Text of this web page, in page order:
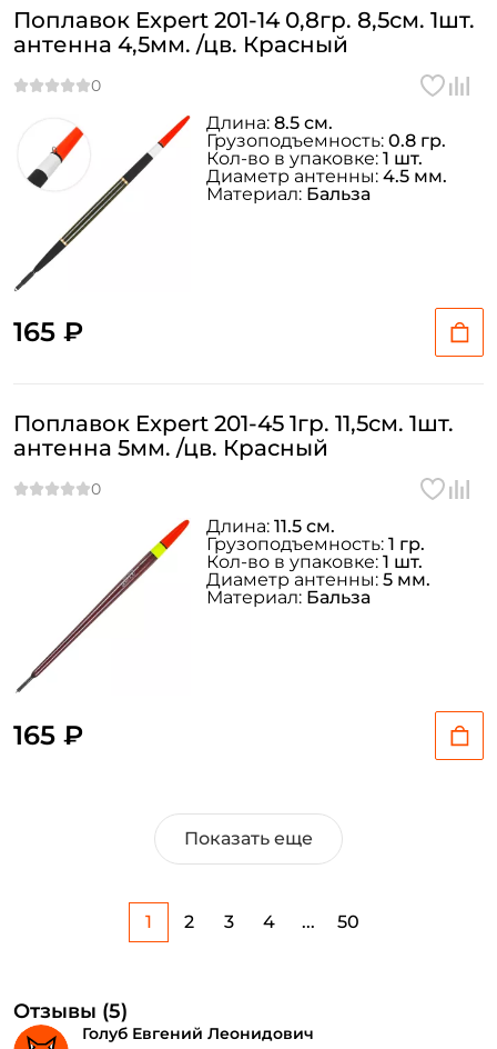
Поплавок Expert 201-14 0,8гр. 8,5см. 1шт.
антенна 4,5мм. /цв. Красный
165 ₽
Длина: 8.5 см.
Грузоподъемность: 0.8 гр.
Кол-во в упаковке: 1 шт.
Диаметр антенны: 4.5 мм.
Материал: Бальза
Поплавок Expert 201-45 1гр. 11,5см. 1шт.
антенна 5мм. /цв. Красный
165 ₽
Длина: 11.5 см.
Грузоподъемность: 1 гр.
Кол-во в упаковке: 1 шт.
Диаметр антенны: 5 мм.
Материал: Бальза
Показать еще
1 2 3 4 ... 50
Отзывы (5)
Голуб Евгений Леонидович